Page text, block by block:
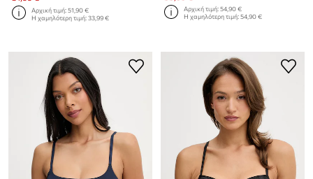
Αρχική τιμή:51,90 €
Η χαμηλότερη τιμή:33,99 €
Αρχική τιμή:54,90 €
Η χαμηλότερη τιμή:54,90 €